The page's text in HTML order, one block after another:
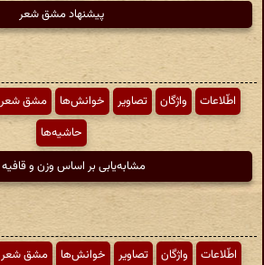
پیشنهاد مشق شعر
اطّلاعات واژگان تصاویر خوانش‌ها مشق شعر
حاشیه‌ها
مشابه‌یابی بر اساس وزن و قافیه
اطّلاعات واژگان تصاویر خوانش‌ها مشق شعر